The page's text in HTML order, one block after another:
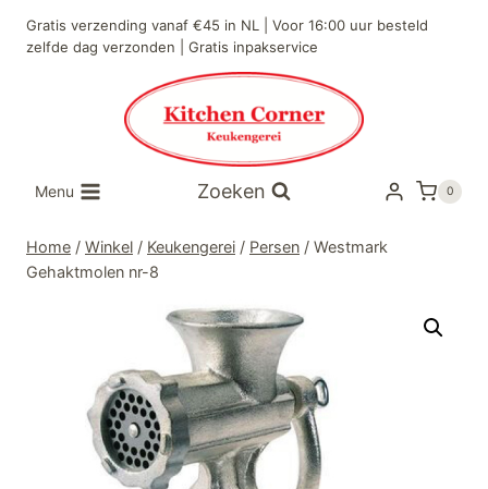
naar
Gratis verzending vanaf €45 in NL | Voor 16:00 uur besteld
zelfde dag verzonden | Gratis inpakservice
Menu Zoeken 0
Home / Winkel / Keukengerei / Persen / Westmark
Gehaktmolen nr-8